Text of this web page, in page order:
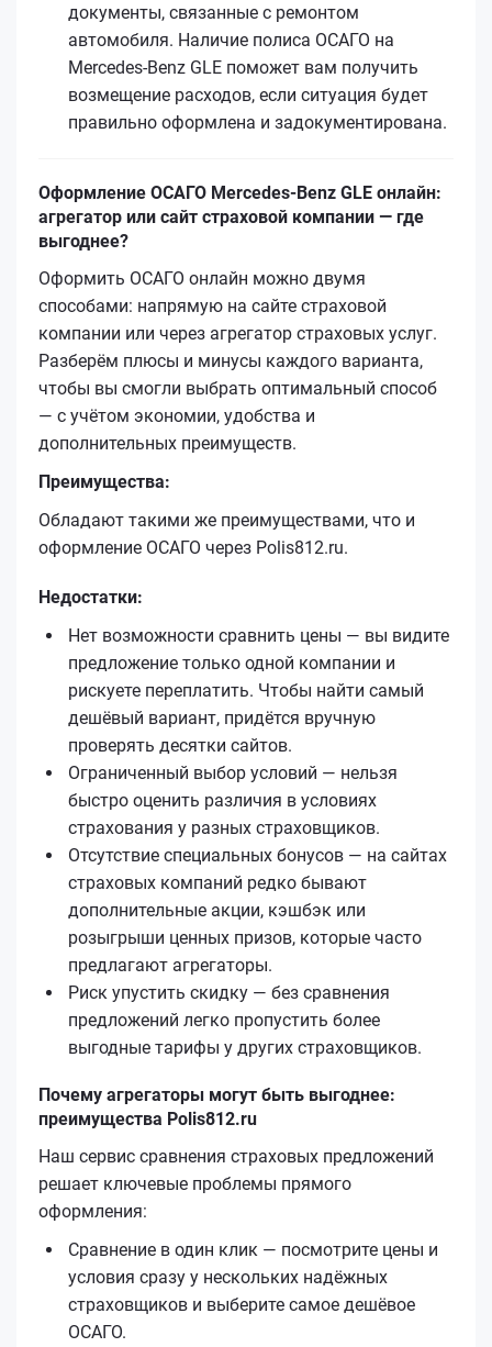
документы, связанные с ремонтом
автомобиля. Наличие полиса ОСАГО на
Mercedes-Benz GLE поможет вам получить
возмещение расходов, если ситуация будет
правильно оформлена и задокументирована.
Оформление ОСАГО Mercedes-Benz GLE онлайн:
агрегатор или сайт страховой компании — где
выгоднее?
Оформить ОСАГО онлайн можно двумя
способами: напрямую на сайте страховой
компании или через агрегатор страховых услуг.
Разберём плюсы и минусы каждого варианта,
чтобы вы смогли выбрать оптимальный способ
— с учётом экономии, удобства и
дополнительных преимуществ.
Преимущества:
Обладают такими же преимуществами, что и
оформление ОСАГО через Polis812.ru.
Недостатки:
Нет возможности сравнить цены — вы видите
предложение только одной компании и
рискуете переплатить. Чтобы найти самый
дешёвый вариант, придётся вручную
проверять десятки сайтов.
Ограниченный выбор условий — нельзя
быстро оценить различия в условиях
страхования у разных страховщиков.
Отсутствие специальных бонусов — на сайтах
страховых компаний редко бывают
дополнительные акции, кэшбэк или
розыгрыши ценных призов, которые часто
предлагают агрегаторы.
Риск упустить скидку — без сравнения
предложений легко пропустить более
выгодные тарифы у других страховщиков.
Почему агрегаторы могут быть выгоднее:
преимущества Polis812.ru
Наш сервис сравнения страховых предложений
решает ключевые проблемы прямого
оформления:
Сравнение в один клик — посмотрите цены и
условия сразу у нескольких надёжных
страховщиков и выберите самое дешёвое
ОСАГО.